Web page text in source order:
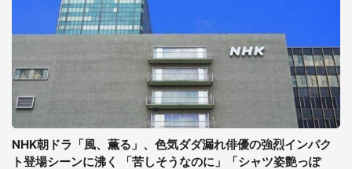
NHK朝ドラ「風、薫る」、色気ダダ漏れ俳優の強烈インパク
ト登場シーンに沸く 「苦しそうなのに」「シャツ姿艶っぽ